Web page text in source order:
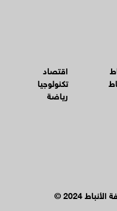
اقتصاد
تكنولوجيا
رياضة
2024